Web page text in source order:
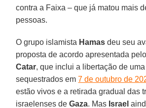
contra a Faixa – que já matou mais
pessoas.
O grupo islamista Hamas deu seu
proposta de acordo apresentada pelo
Catar, que inclui a libertação de
sequestrados em7 de outubro de
estão vivos e a retirada gradual das
israelenses deGaza. Mas Israel